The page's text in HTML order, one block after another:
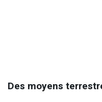
Des moyens